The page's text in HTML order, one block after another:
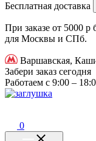
Бесплатная доставка
При заказе от 5000 р
для Москвы и СПб.
Варшавская,
Забери заказ сегодня
Работаем с 9:00 –
0